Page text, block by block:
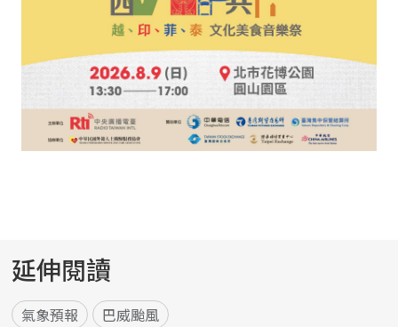
延伸閱讀
氣象預報 巴威颱風